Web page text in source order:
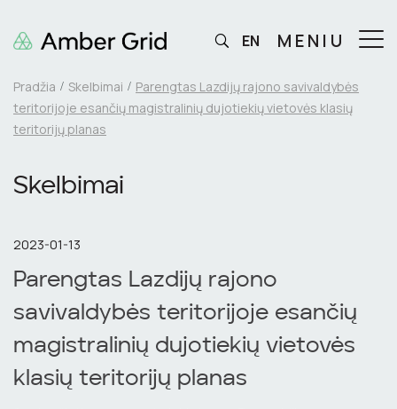
Pradžia Skelbimai
Parengtas Lazdijų rajono savivaldybės
teritorijoje esančių magistralinių dujotiekių vietovės klasių
teritorijų planas
Skelbimai
2023-01-13
Parengtas Lazdijų rajono
savivaldybės teritorijoje esančių
magistralinių dujotiekių vietovės
klasių teritorijų planas
EN MENIU